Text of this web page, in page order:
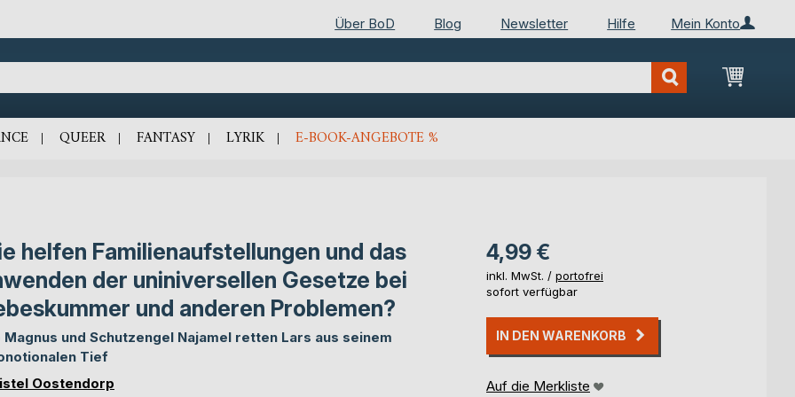
Mein Konto
Über BoD Blog Newsletter Hilfe
Mein
QUEER FANTASY LYRIK E-BOOK-ANGEBOTE %
helfen Familienaufstellungen und das
der uniniversellen Gesetze bei
und anderen Problemen?
Magnus und Schutzengel Najamel retten Lars aus seinem
Tief
Oostendorp
4,99 €
inkl. MwSt. / portofrei
sofort verfügbar
IN DEN WARENKORB
Auf die Merkliste